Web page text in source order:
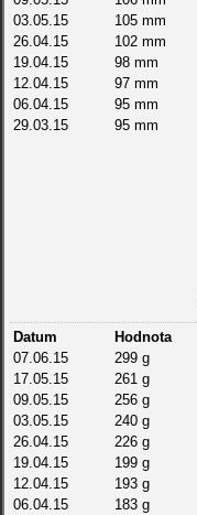
03.05.15
105 mm
26.04.15
102 mm
19.04.15
98 mm
12.04.15
97 mm
06.04.15
95 mm
29.03.15
95 mm
Datum Hodnota
07.06.15
299 g
17.05.15
261 g
09.05.15
256 g
03.05.15
240 g
26.04.15
226 g
19.04.15
199 g
12.04.15
193 g
06.04.15
183 g